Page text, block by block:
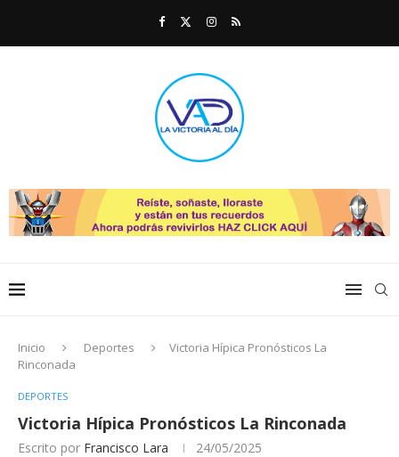
Inicio Deportes
Victoria Hípica Pronósticos La
Rinconada
DEPORTES
Victoria Hípica Pronósticos La Rinconada
Escrito por Francisco Lara 24/05/2025